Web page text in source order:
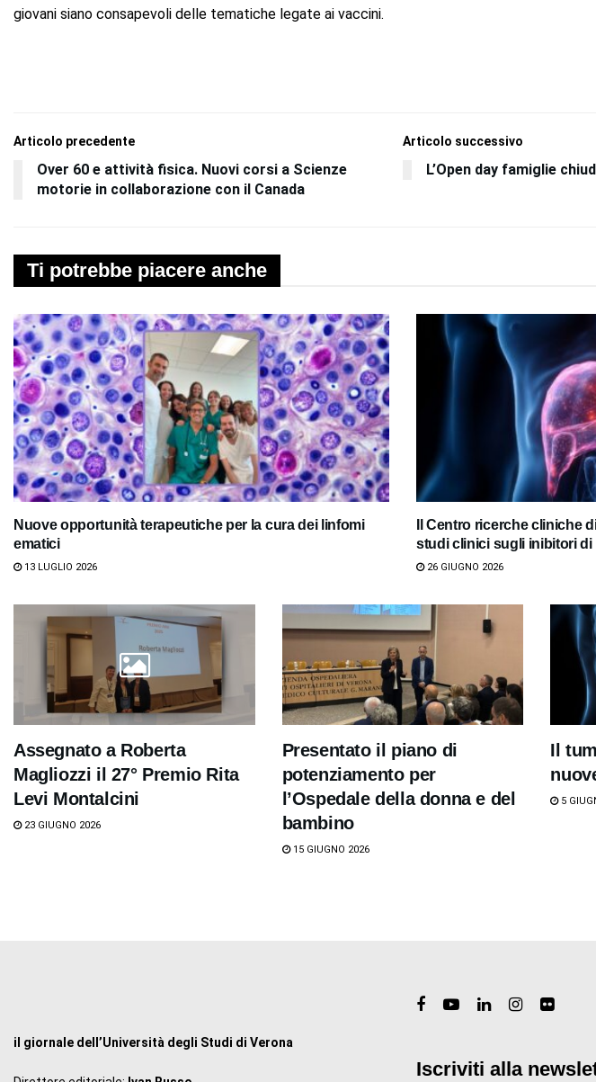
giovani siano consapevoli delle tematiche legate ai vaccini.
Articolo precedente
Over 60 e attività fisica. Nuovi corsi a Scienze
motorie in collaborazione con il Canada
Articolo successivo
L’Open day famiglie
Ti potrebbe piacere anche
Nuove opportunità terapeutiche per la cura dei linfomi
ematici
13 LUGLIO 2026
Il Centro ricerche cliniche
studi clinici sugli inibitori di
26 GIUGNO 2026
Assegnato a Roberta
Magliozzi il 27° Premio Rita
Levi Montalcini
23 GIUGNO 2026
Presentato il piano di
potenziamento per
l’Ospedale della donna e del
bambino
15 GIUGNO 2026
Il
5
il giornale dell’Università degli Studi di Verona
Iscriviti alla